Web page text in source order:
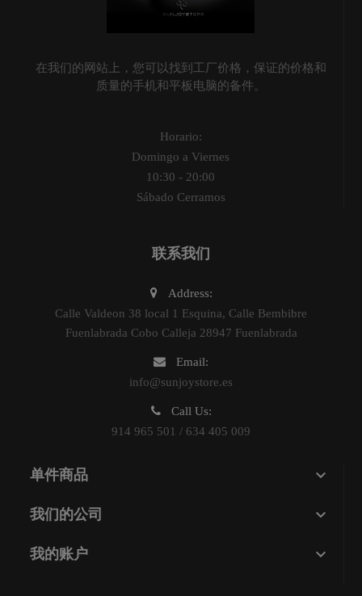
在我们的网站上，您可以找到工厂价格，保证的价格和
质量的手机和平板电脑的备件。
Horario:
Domingo a Viernes
10:30 - 20:00
Sábado Cerramos
联系我们
Address:
Calle Valdeon 38 local 1 Esquina, Calle Bembibre
Fuenlabrada Cobo Calleja 28947 Fuenlabrada
Email:
info@sunjoystore.es
Call Us:
914 965 501 / 634 405 009
单件商品 
我们的公司 
我的账户 